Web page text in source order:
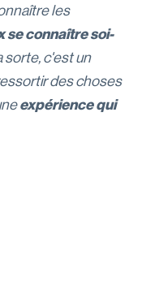
les
se connaître soi-
sorte, c'est un
des choses
expérience qui